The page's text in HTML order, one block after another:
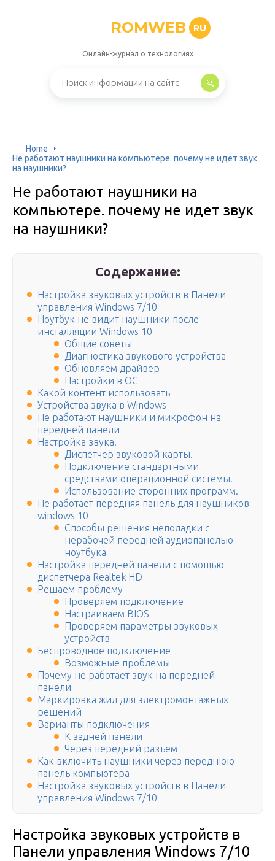
ROMWEB RU
Онлайн-журнал о технологиях
Home
Не работают наушники на компьютере. почему не идет звук
на наушники?
Не работают наушники на
компьютере. почему не идет звук
на наушники?
Содержание:
Настройка звуковых устройств в Панели
управления Windows 7/10
Ноутбук не видит наушники после
инсталляции Windows 10
Общие советы
Диагностика звукового устройства
Обновляем драйвер
Настройки в ОС
Какой контент использовать
Устройства звука в Windows
Не работают наушники и микрофон на
передней панели
Настройка звука.
Диспетчер звуковой карты.
Подключение стандартными
средствами операционной системы.
Использование сторонних программ.
Не работает передняя панель для наушников
windows 10
Способы решения неполадки с
нерабочей передней аудиопанелью
ноутбука
Настройка передней панели с помощью
диспетчера Realtek HD
Решаем проблему
Проверяем подключение
Настраиваем BIOS
Проверяем параметры звуковых
устройств
Беспроводное подключение
Возможные проблемы
Почему не работает звук на передней
панели
Маркировка жил для электромонтажных
решений
Варианты подключения
К задней панели
Через передний разъем
Как включить наушники через переднюю
панель компьютера
Настройка звуковых устройств в Панели
управления Windows 7/10
Настройка звуковых устройств в
Панели управления Windows 7/10